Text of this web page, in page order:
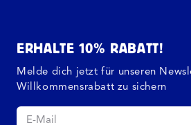
ERHALTE 10% RABATT!
Melde dich jetzt für unseren
Willkommensrabatt zu sichern